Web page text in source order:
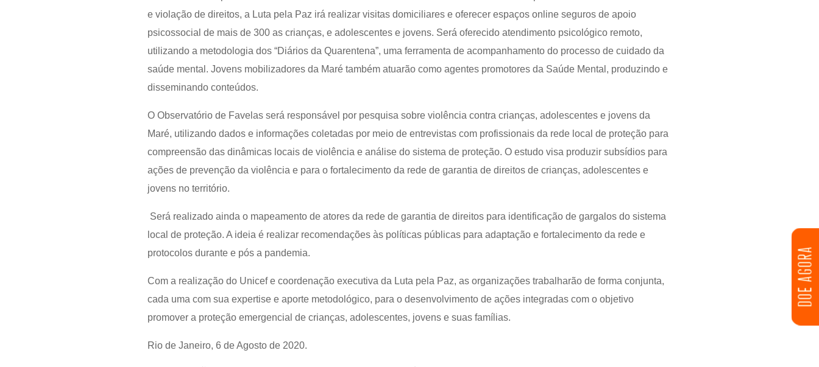
DOE AGORA
e violação de direitos, a Luta pela Paz irá realizar visitas domiciliares e oferecer espaços online seguros de apoio
psicossocial de mais de 300 as crianças, e adolescentes e jovens. Será oferecido atendimento psicológico remoto,
utilizando a metodologia dos “Diários da Quarentena”, uma ferramenta de acompanhamento do processo de cuidado da
saúde mental. Jovens mobilizadores da Maré também atuarão como agentes promotores da Saúde Mental, produzindo e
disseminando conteúdos.
O Observatório de Favelas será responsável por pesquisa sobre violência contra crianças, adolescentes e jovens da
Maré, utilizando dados e informações coletadas por meio de entrevistas com profissionais da rede local de proteção para
compreensão das dinâmicas locais de violência e análise do sistema de proteção. O estudo visa produzir subsídios para
ações de prevenção da violência e para o fortalecimento da rede de garantia de direitos de crianças, adolescentes e
jovens no território.
Será realizado ainda o mapeamento de atores da rede de garantia de direitos para identificação de gargalos do sistema
local de proteção. A ideia é realizar recomendações às políticas públicas para adaptação e fortalecimento da rede e
protocolos durante e pós a pandemia.
Com a realização do Unicef e coordenação executiva da Luta pela Paz, as organizações trabalharão de forma conjunta,
cada uma com sua expertise e aporte metodológico, para o desenvolvimento de ações integradas com o objetivo
promover a proteção emergencial de crianças, adolescentes, jovens e suas famílias.
Rio de Janeiro, 6 de Agosto de 2020.